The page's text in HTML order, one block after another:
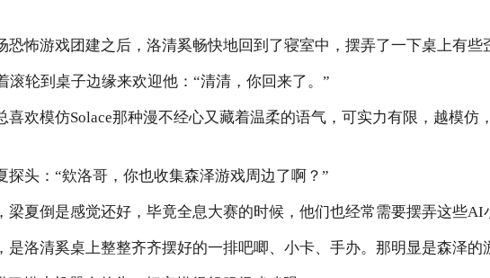
恐怖游戏团建之后，洛清奚畅快地回到了寝室中，摆弄了一下桌上有些
滚轮到桌子边缘来欢迎他：“清清，你回来了。”
喜欢模仿Solace那种漫不经心又藏着温柔的语气，可实力有限，越模仿
探头：“欸洛哥，你也收集森泽游戏周边了啊？”
梁夏倒是感觉还好，毕竟全息大赛的时候，他们也经常需要摆弄这些AI
是洛清奚桌上整整齐齐摆好的一排吧唧、小卡、手办。那明显是森泽的